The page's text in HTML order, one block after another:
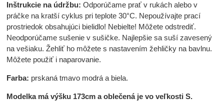
Inštrukcie na údržbu: Odporúčame prať v rukách alebo v
práčke na kratší cyklus pri teplote 30°C. Nepoužívajte prací
prostriedok obsahujúci bielidlo! Nebielte! Môžete odstrediť.
Neodporúčame sušenie v sušičke. Najlepšie sa suší zavesený
na vešiaku. Žehliť ho môžete s nastavením žehličky na bavlnu.
Môžete použiť i naparovanie.
Farba: prskaná tmavo modrá a biela.
Modelka má výšku 173cm a oblečená je vo veľkosti S.